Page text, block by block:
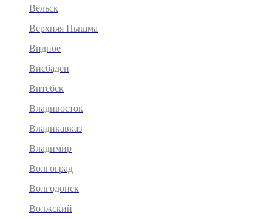
Вельск
Верхняя Пышма
Видное
Висбаден
Витебск
Владивосток
Владикавказ
Владимир
Волгоград
Волгодонск
Волжский